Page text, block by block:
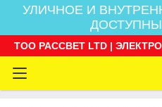
УЛИЧНОЕ И
ТОО РАССВЕТ LTD |